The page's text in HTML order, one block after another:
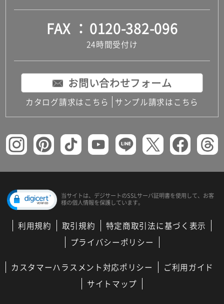
FAX 0120-382-096
24時間受付け
お問い合わせフォーム
カタログ請求はこちら サンプル請求はこちら
当サイトは、デジサートのSSLサーバ証明書を使用して、 お客
様の個人情報を保護しています。
利用規約 取引規約
特定商取引法に基づく表示
プライバシーポリシー
カスタマーハラスメント対応ポリシー
ご利用ガイド
サイトマップ